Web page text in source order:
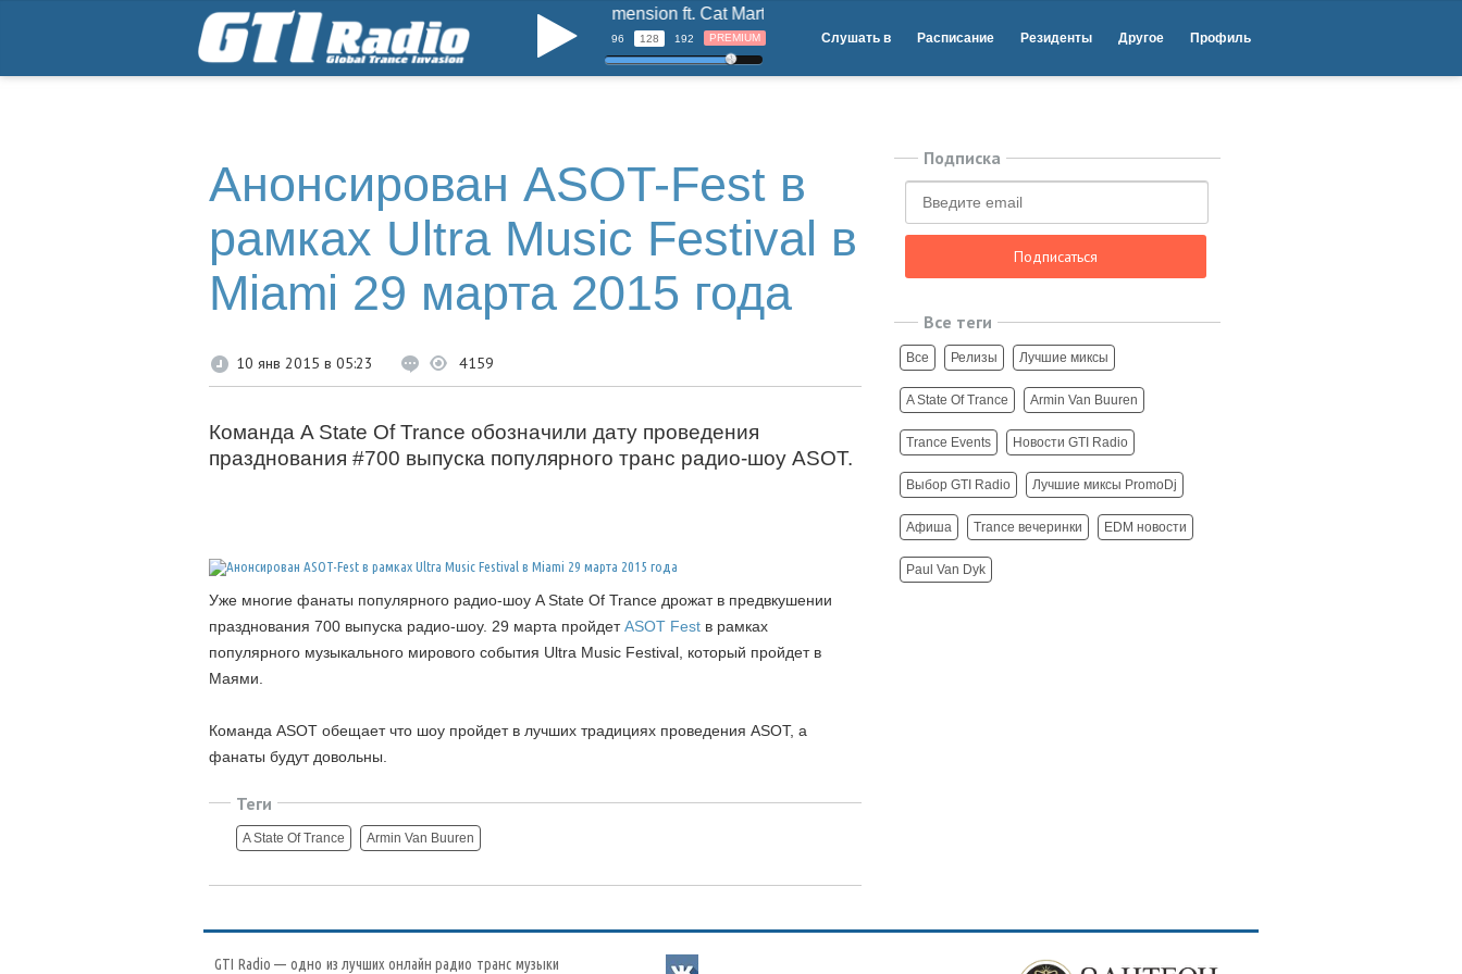
Dimension ft. Cat Martin - Memories (Original Mix)
b 96 128 192 PREMIUM Слушать в Расписание Резиденты Другое Профиль
Анонсирован ASOT-Fest в
рамках Ultra Music Festival в
Miami 29 марта 2015 года
10 янв 2015 в 05:23 4159
Команда A State Of Trance обозначили дату проведения
празднования #700 выпуска популярного транс радио-шоу ASOT.
Уже многие фанаты популярного радио-шоу A State Of Trance дрожат в предвкушении
празднования 700 выпуска радио-шоу. 29 марта пройдетASOT Fest в рамках
популярного музыкального мирового события Ultra Music Festival, который пройдет в
Маями.
Команда ASOT обещает что шоу пройдет в лучших традициях проведения ASOT, а
фанаты будут довольны.
Теги
A State Of Trance Armin Van Buuren
Подписка
Подписаться
Все теги
Все Релизы Лучшие миксы
A State Of Trance Armin Van Buuren
Trance Events Новости GTI Radio
Выбор GTI Radio Лучшие миксы PromoDj
Афиша Trance вечеринки EDM новости
Paul Van Dyk
GTI Radio — одно из лучших онлайн радио транс музыки